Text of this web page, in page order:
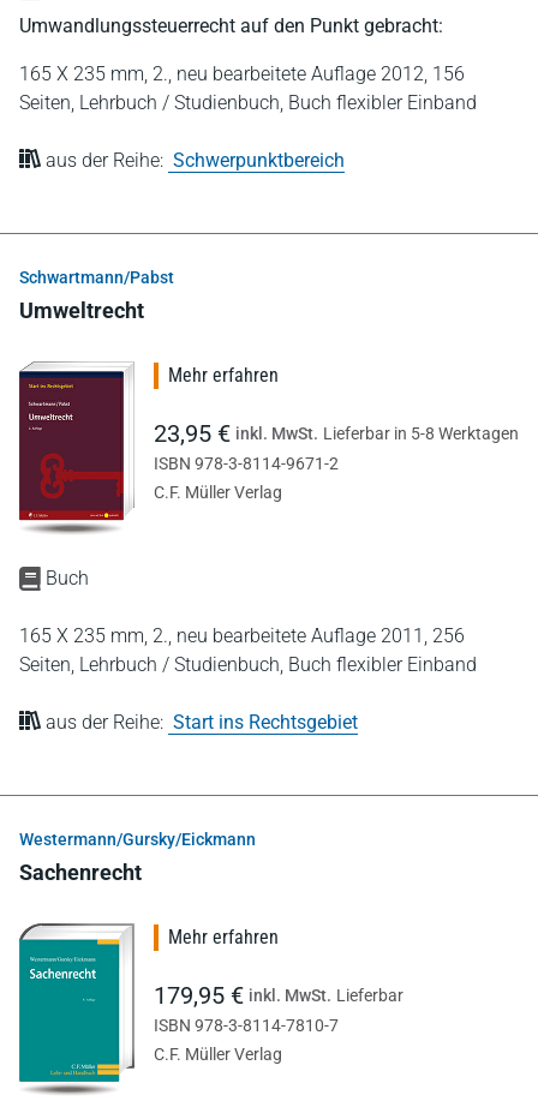
Umwandlungssteuerrecht auf den Punkt gebracht:
165 X 235 mm, 2., neu bearbeitete Auflage 2012, 156
Seiten, Lehrbuch / Studienbuch, Buch flexibler Einband
aus der Reihe: Schwerpunktbereich
Schwartmann/Pabst
Umweltrecht
Buch
165 X 235 mm, 2., neu bearbeitete Auflage 2011, 256
Seiten, Lehrbuch / Studienbuch, Buch flexibler Einband
aus der Reihe: Start ins Rechtsgebiet
Mehr erfahren
23,95 € inkl. MwSt. Lieferbar in 5-8 Werktagen
ISBN 978-3-8114-9671-2
C.F. Müller Verlag
Westermann/Gursky/Eickmann
Sachenrecht
Mehr erfahren
179,95 € inkl. MwSt. Lieferbar
ISBN 978-3-8114-7810-7
C.F. Müller Verlag